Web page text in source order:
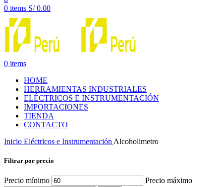
0 items S/0.00
0 items
HOME
HERRAMIENTAS INDUSTRIALES
ELÉCTRICOS E INSTRUMENTACIÓN
IMPORTACIONES
TIENDA
CONTACTO
Inicio Eléctricos e Instrumentación Alcoholimetro
Filtrar por precio
Precio mínimo Precio máximo